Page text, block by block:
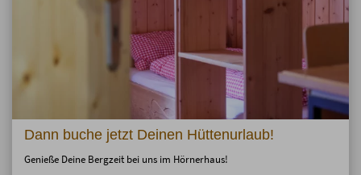
Dann buche jetzt Deinen Hüttenurlaub!
Genieße Deine Bergzeit bei uns im Hörnerhaus!